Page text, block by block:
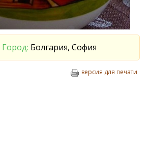
Город: Болгария, София
версия для печати